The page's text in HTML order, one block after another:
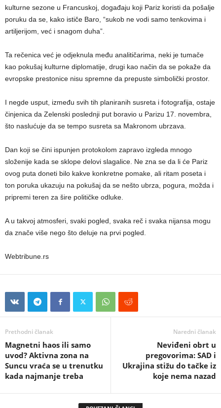
kulturne sezone u Francuskoj, događaju koji Pariz koristi da pošalje
poruku da se, kako ističe Baro, “sukob ne vodi samo tenkovima i
artiljerijom, već i snagom duha”.
Ta rečenica već je odjeknula među analitičarima, neki je tumače
kao pokušaj kulturne diplomatije, drugi kao način da se pokaže da
evropske prestonice nisu spremne da prepuste simbolički prostor.
I negde usput, između svih tih planiranih susreta i fotografija, ostaje
činjenica da Zelenski poslednji put boravio u Parizu 17. novembra,
što naslućuje da se tempo susreta sa Makronom ubrzava.
Dan koji se čini ispunjen protokolom zapravo izgleda mnogo
složenije kada se sklope delovi slagalice. Ne zna se da li će Pariz
ovog puta doneti bilo kakve konkretne pomake, ali ritam poseta i
ton poruka ukazuju na pokušaj da se nešto ubrza, pogura, možda i
pripremi teren za šire političke odluke.
A u takvoj atmosferi, svaki pogled, svaka reč i svaka nijansa mogu
da znače više nego što deluje na prvi pogled.
Webtribune.rs
Prethodni članak
Magnetni haos ili samo
uvod? Aktivna zona na
Suncu vraća se u trenutku
kada najmanje treba
Naredni članak
Neviđeni obrt u
pregovorima: SAD i
Ukrajina stižu do tačke iz
koje nema nazad